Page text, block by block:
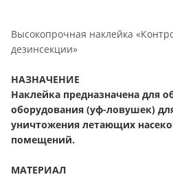
Высокопрочная наклейка
дезинсекции»
НАЗНАЧЕНИЕ
Наклейка предназначена для
оборудования (уф-ловушек)
уничтожения летающих
помещений.
МАТЕРИАЛ